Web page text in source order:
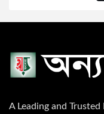
A Leading and